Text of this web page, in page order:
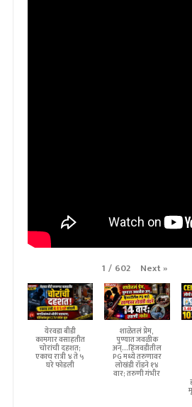
1 / 602 Next»
येरवडा बीडी
कामगार वसाहतीत
चोरांची दहशत;
एकाच रात्री ४ ते ५
घरे फोडली
शाळेतलं प्रेम,
पुण्यात जवळीक
अन्...हिंजवडीतील
PG मध्ये तरुणावर
लोखंडी रॉडने १४
वार; तरुणी गंभीर